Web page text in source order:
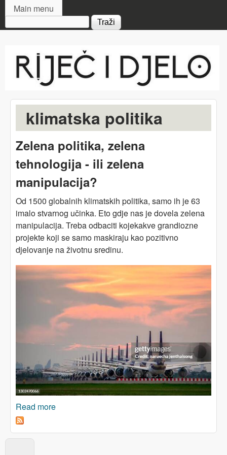
MAIN MENU
Main menu
Search form
i djelo
klimatska politika
Zelena politika, zelena
tehnologija - ili zelena
manipulacija?
Od 1500 globalnih klimatskih politika, samo ih je 63
imalo stvarnog učinka. Eto gdje nas je dovela zelena
manipulacija. Treba odbaciti kojekakve grandiozne
projekte koji se samo maskiraju kao pozitivno
djelovanje na životnu sredinu.
Read more